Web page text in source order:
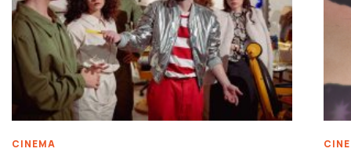
CINEMA